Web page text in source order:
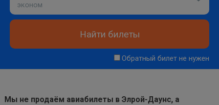
эконом
Найти билеты
Обратный билет не нужен
Мы не продаём авиабилеты в Элрой-Даунс, а